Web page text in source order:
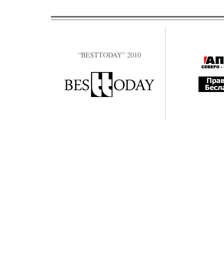
“BESTTODAY” 2010